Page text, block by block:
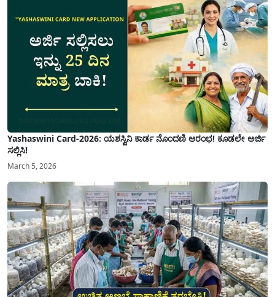
Yashaswini Card-2026: ಯಶಸ್ವಿನಿ ಕಾರ್ಡ ನೊಂದಣಿ ಆರಂಭ! ಕೂಡಲೇ ಅರ್ಜಿ
ಸಲ್ಲಿಸಿ!
March 5, 2026